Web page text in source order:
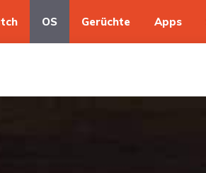
OS Gerüchte Apps